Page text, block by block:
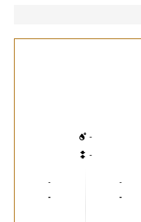
-
-
-
-
-
-